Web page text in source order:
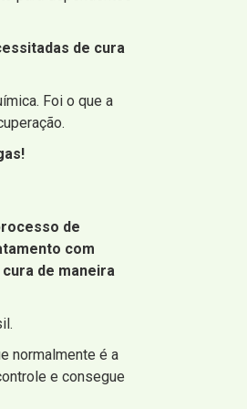
de cura
Foi o que a
de
com
de maneira
normalmente é a
e consegue